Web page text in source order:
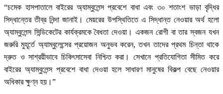
“চমেক হাসপাতালে বাইরের অ্যাম্বুলেন্স প্রবেশে বাধা এবং ৩০ শতাংশ ভাড়া বৃদ্ধির
সিদ্ধান্তের তীব্র নিন্দা জানাই। মেয়রের উপস্থিতিতে এ সিদ্ধান্ত নেওয়ার অর্থ হলো
অ্যাম্বুলেন্স সিন্ডিকেটের কার্যক্রমকে বৈধতা দেওয়া। একজন রোগী বা তার স্বজন যখন
জরুরি মুহূর্তে অ্যাম্বুলেন্সের প্রয়োজন অনুভব করেন, তখন তাদের প্রথম চিন্তা থাকে
দ্রুত ও সাশ্রয়ীভাবে চিকিৎসাসেবা নিশ্চিত করা। সেখানে প্রতিযোগিতা সীমিত করে
বাইরের অ্যাম্বুলেন্স প্রবেশে বাধা দেওয়া হলে সাধারণ মানুষের বিকল্প বেছে নেওয়ার
অধিকার ক্ষুণ্ন হয়।”